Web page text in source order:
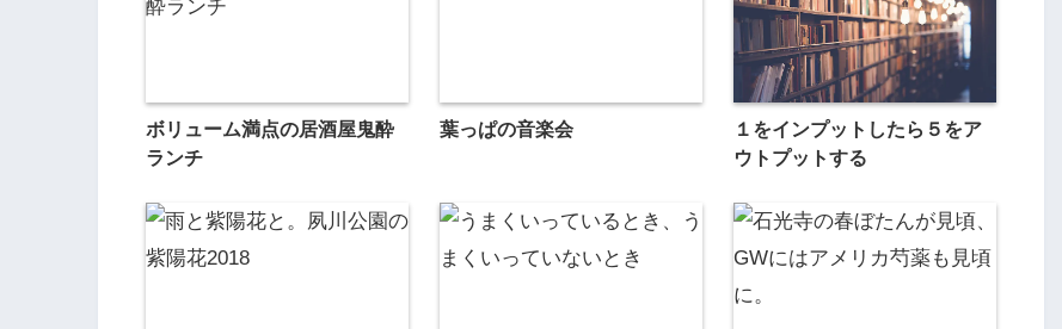
ボリューム満点の居酒屋鬼酔
ランチ
葉っぱの音楽会
１をインプットしたら５をア
ウトプットする